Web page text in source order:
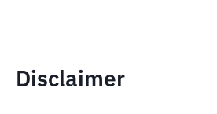
Disclaimer